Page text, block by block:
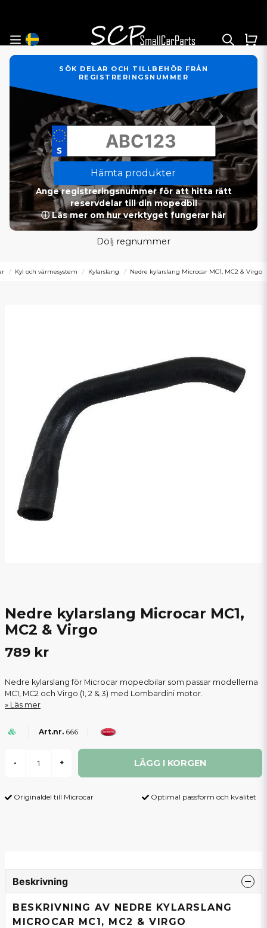
SÖK DELAR OCH TILLBEHÖR FRÅN
REGISTRERINGSNUMMER
Hämta produkter
Ange registreringsnummer för att hitta rätt
reservdelar till din mopedbil
ⓘ Läs mer om hur verktyget fungerar här
Dölj regnummer
Kyl och värmesystem Kylarslang Nedre kylarslang Microcar MC1, MC2 & Virgo
Nedre kylarslang Microcar MC1,
MC2 & Virgo
789 kr
Nedre kylarslang för Microcar mopedbilar som passar modellerna
MC1, MC2 och Virgo (1, 2 & 3) med Lombardini motor.
Läs mer
666
- + LÄGG I KORGEN
Originaldel till Microcar Optimal passform och kvalitet
Beskrivning
BESKRIVNING AV NEDRE KYLARSLANG
MICROCAR MC1, MC2 & VIRGO